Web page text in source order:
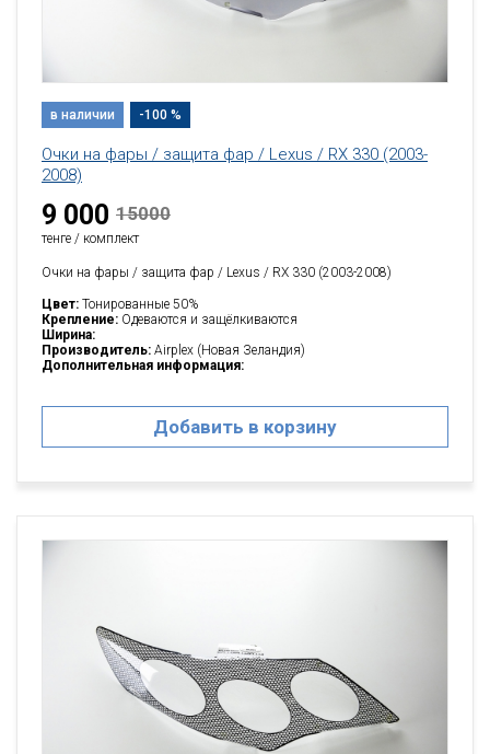
в наличии -100 %
Очки на фары / защита фар / Lexus / RX 330 (2003-
2008)
9 000 15000
тенге / комплект
Очки на фары / защита фар / Lexus / RX 330 (2003-2008)
Цвет: Тонированные 50%
Крепление: Одеваются и защёлкиваются
Ширина:
Производитель: Airplex (Новая Зеландия)
Дополнительная информация:
Добавить в корзину